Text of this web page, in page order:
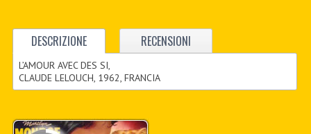
DESCRIZIONE RECENSIONI
L’AMOUR AVEC DES SI,
CLAUDE LELOUCH, 1962, FRANCIA